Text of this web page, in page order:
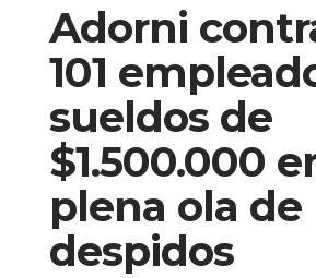
Adorni
101
sueldos de
$1.500.000
plena ola de
despidos